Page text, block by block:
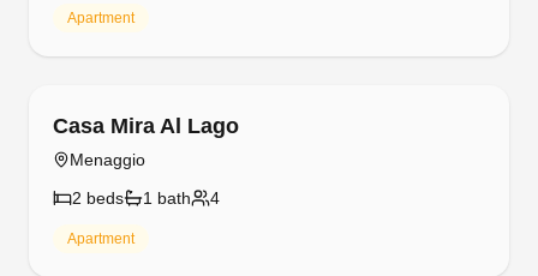
Apartment
Casa Mira Al Lago
Menaggio
2 beds 1 bath 4
Apartment